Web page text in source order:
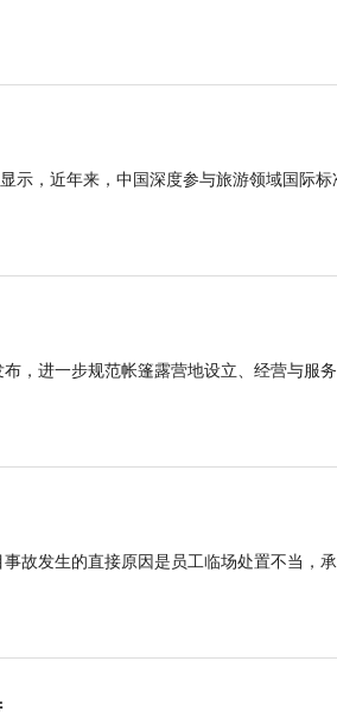
示，近年来，中国深度参与旅游领域国际标
，进一步规范帐篷露营地设立、经营与服
故发生的直接原因是员工临场处置不当，